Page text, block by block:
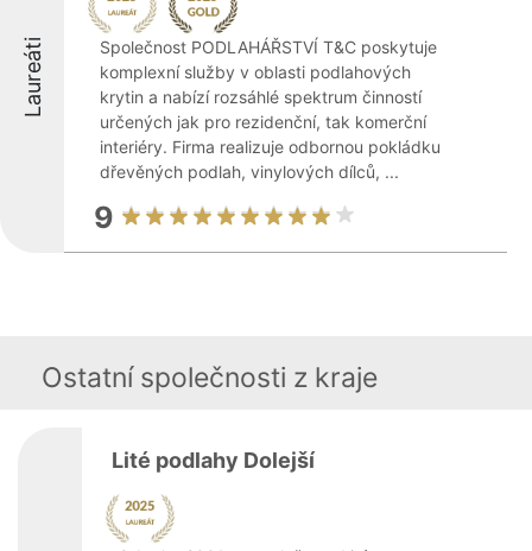
Laureáti
Společnost PODLAHÁŘSTVÍ T&C poskytuje
komplexní služby v oblasti podlahových
krytin a nabízí rozsáhlé spektrum činností
určených jak pro rezidenční, tak komerční
interiéry. Firma realizuje odbornou pokládku
dřevěných podlah, vinylových dílců, ...
9
Ostatní společnosti z kraje
Lité podlahy Dolejší